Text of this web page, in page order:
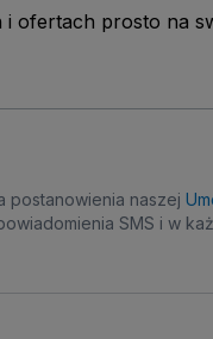
ofertach prosto na
postanowienia naszej
SMS i w